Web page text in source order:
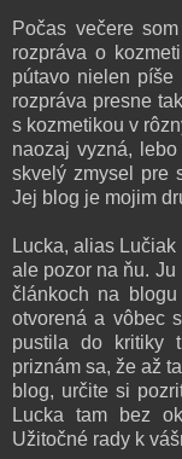
Počas večere
rozpráva o
pútavo nielen píše
rozpráva presne
s kozmetikou v
naozaj vyzná,
skvelý zmysel pre
Jej blog je mojim
Lucka, alias
ale pozor na ňu.
článkoch na blogu
otvorená a vôbec
pustila do kritiky
priznám sa, že až
blog, určite si
Lucka tam bez
Užitočné rady k